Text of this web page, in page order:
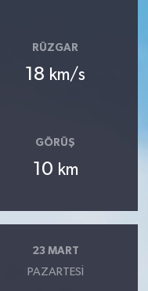
RÜZGAR
18 km/s
GÖRÜŞ
10 km
23 MART
PAZARTESI